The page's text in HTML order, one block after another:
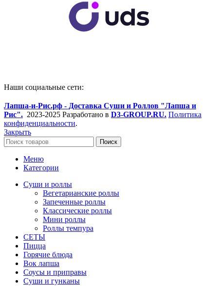
Наши социальные сети:
Лапша-и-Рис.рф - Доставка Суши и Роллов "Лапша и
Рис". 2023-2025 Разработано в D3-GROUP.RU. Политика
конфиденциальности.
Закрыть
Поиск
Меню
Категории
Суши и роллы
Вегетарианские роллы
Запеченные роллы
Классические роллы
Мини роллы
Роллы темпура
СЕТЫ
Пицца
Горячие блюда
Вок лапша
Соусы и приправы
Суши и гунканы